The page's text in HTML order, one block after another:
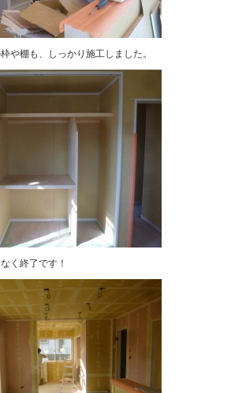
や棚も、しっかり施工しました。
く終了です！